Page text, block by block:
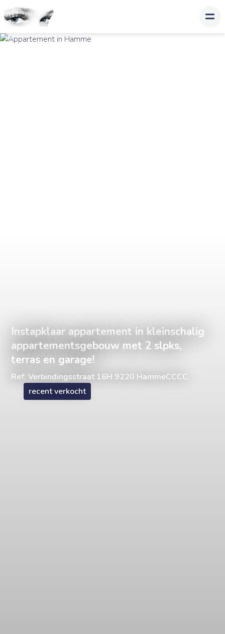
Instapklaar appartement in kleinschalig
appartementsgebouw met 2 slpks,
terras en garage!
Ref: Verbindingsstraat 16H 9220 HammeCCCC
recent verkocht